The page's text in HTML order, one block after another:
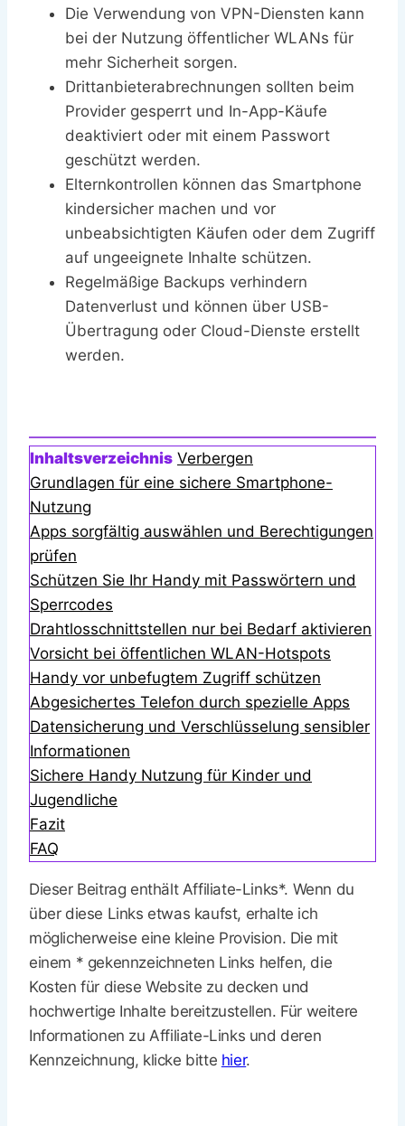
Die Verwendung von VPN-Diensten kann
bei der Nutzung öffentlicher WLANs für
mehr Sicherheit sorgen.
Drittanbieterabrechnungen sollten beim
Provider gesperrt und In-App-Käufe
deaktiviert oder mit einem Passwort
geschützt werden.
Elternkontrollen können das Smartphone
kindersicher machen und vor
unbeabsichtigten Käufen oder dem Zugriff
auf ungeeignete Inhalte schützen.
Regelmäßige Backups verhindern
Datenverlust und können über USB-
Übertragung oder Cloud-Dienste erstellt
werden.
Inhaltsverzeichnis Verbergen
Grundlagen für eine sichere Smartphone-
Nutzung
Apps sorgfältig auswählen und Berechtigungen
prüfen
Schützen Sie Ihr Handy mit Passwörtern und
Sperrcodes
Drahtlosschnittstellen nur bei Bedarf aktivieren
Vorsicht bei öffentlichen WLAN-Hotspots
Handy vor unbefugtem Zugriff schützen
Abgesichertes Telefon durch spezielle Apps
Datensicherung und Verschlüsselung sensibler
Informationen
Sichere Handy Nutzung für Kinder und
Jugendliche
Fazit
FAQ
Dieser Beitrag enthält Affiliate-Links*. Wenn du
über diese Links etwas kaufst, erhalte ich
möglicherweise eine kleine Provision. Die mit
einem * gekennzeichneten Links helfen, die
Kosten für diese Website zu decken und
hochwertige Inhalte bereitzustellen. Für weitere
Informationen zu Affiliate-Links und deren
Kennzeichnung, klicke bitte hier.